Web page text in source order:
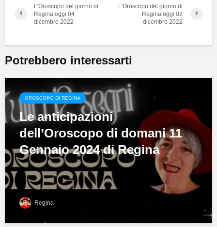
L’Oroscopo del giorno di
Regina oggi 04
dicembre 2022
L’Oroscopo del giorno di
Regina oggi 02
dicembre 2022
Potrebbero interessarti
OROSCOPO DI REGINA
Le anticipazioni
dell’Oroscopo di domani 11
Gennaio 2024 di Regina
Regina